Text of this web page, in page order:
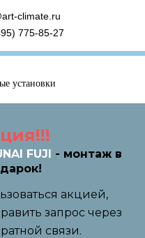
climate.ru
775-85-27
установки
FUJI - монтаж в
акцией,
запрос через
связи.